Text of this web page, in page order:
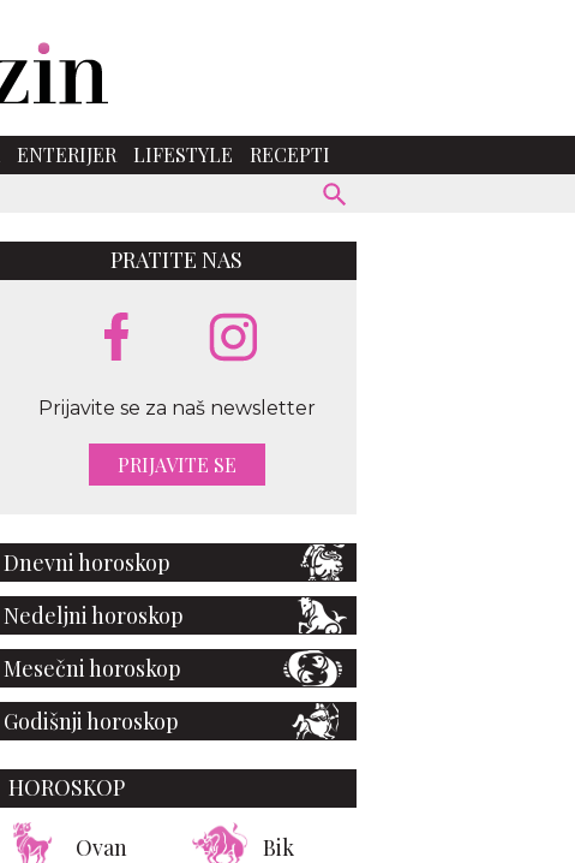
ENTERIJER LIFESTYLE
RECEPTI
PRATITE NAS
Prijavite se za naš newsletter
PRIJAVITE SE
Dnevni horoskop
Nedeljni horoskop
Mesečni horoskop
Godišnji horoskop
HOROSKOP
Ovan Bik